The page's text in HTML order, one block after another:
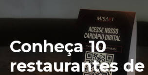
Conheça 10
restaurantes de